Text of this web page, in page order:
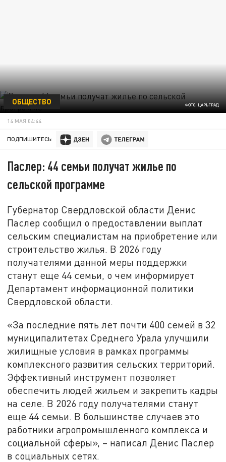
ФОТО: ЦАРЬГРАД
ОБЩЕСТВО
14 МАЯ 04:44
ПОДПИШИТЕСЬ:
Паслер: 44 семьи получат жилье по
сельской программе
Губернатор Свердловской области Денис
Паслер сообщил о предоставлении выплат
сельским специалистам на приобретение или
строительство жилья. В 2026 году
получателями данной меры поддержки
станут еще 44 семьи, о чем информирует
Департамент информационной политики
Свердловской области.
«За последние пять лет почти 400 семей в 32
муниципалитетах Среднего Урала улучшили
жилищные условия в рамках программы
комплексного развития сельских территорий.
Эффективный инструмент позволяет
обеспечить людей жильем и закрепить кадры
на селе. В 2026 году получателями станут
еще 44 семьи. В большинстве случаев это
работники агропромышленного комплекса и
социальной сферы», – написал Денис Паслер
в социальных сетях.